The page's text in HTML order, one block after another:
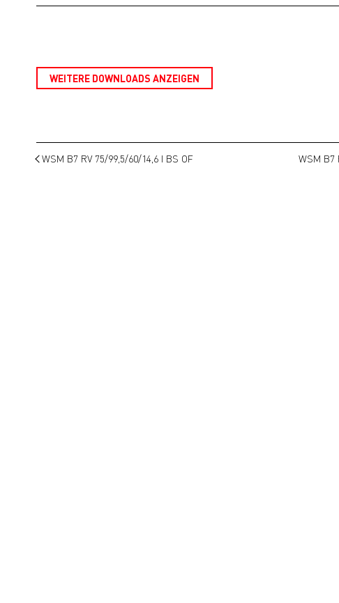
WEITERE DOWNLOADS ANZEIGEN
WSM B7 RV 75/99,5/60/14,6 I BS OF WSM B7